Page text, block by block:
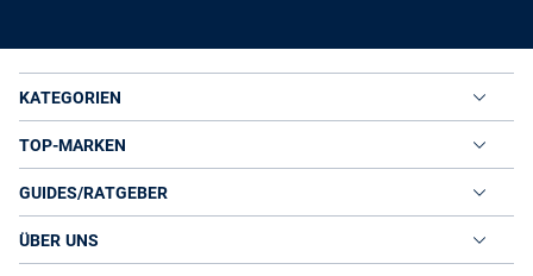
KATEGORIEN
TOP-MARKEN
GUIDES/RATGEBER
ÜBER UNS